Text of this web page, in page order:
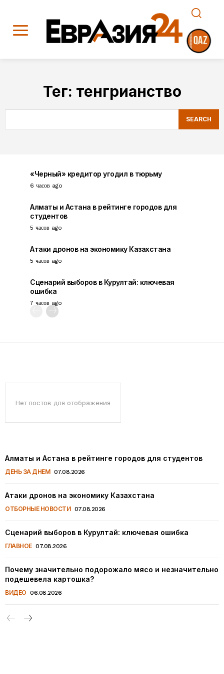
Тег: тенгрианство
SEARCH
«Черный» кредитор угодил в тюрьму
6 часов ago
Алматы и Астана в рейтинге городов для
студентов
5 часов ago
Атаки дронов на экономику Казахстана
5 часов ago
Сценарий выборов в Курултай: ключевая
ошибка
7 часов ago
Нет постов для отображения
Алматы и Астана в рейтинге городов для студентов
ДЕНЬ ЗА ДНЕМ 07.08.2026
Атаки дронов на экономику Казахстана
ОТБОРНЫЕ НОВОСТИ 07.08.2026
Сценарий выборов в Курултай: ключевая ошибка
ГЛАВНОЕ 07.08.2026
Почему значительно подорожало мясо и незначительно
подешевела картошка?
ВИДЕО 06.08.2026